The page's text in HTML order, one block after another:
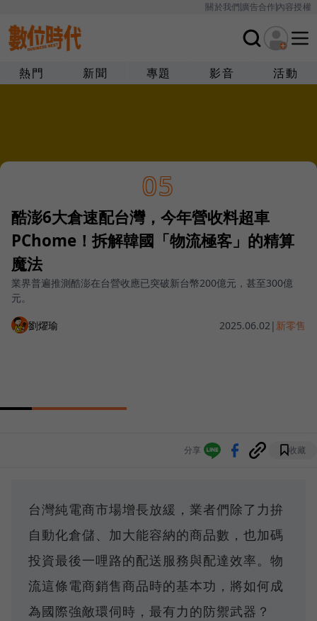
關於我們廣告合作內容授權
熱門 新聞 專題 影音 活動
05
酷澎6大倉速配台灣，今年營收料超車
PChome！拆解韓國「物流極客」的精算
魔法
業界普遍推測酷澎在台營收應已突破新台幣200億元，甚至300億
元。
劉燿瑜 2025.06.02 | 新零售
分享 收藏
台灣純電商市場增長放緩，業者們除了力拚
自動化倉儲、加大能容納的商品數，也加碼
投資最後一哩路的配送服務與配達效率。物
流這條電商銷售商品時的基本功，將如何成
為國際強敵環伺時，最有力的防禦武器？